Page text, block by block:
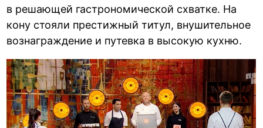
в решающей гастрономической схватке. На
кону стояли престижный титул, внушительное
вознаграждение и путевка в высокую кухню.